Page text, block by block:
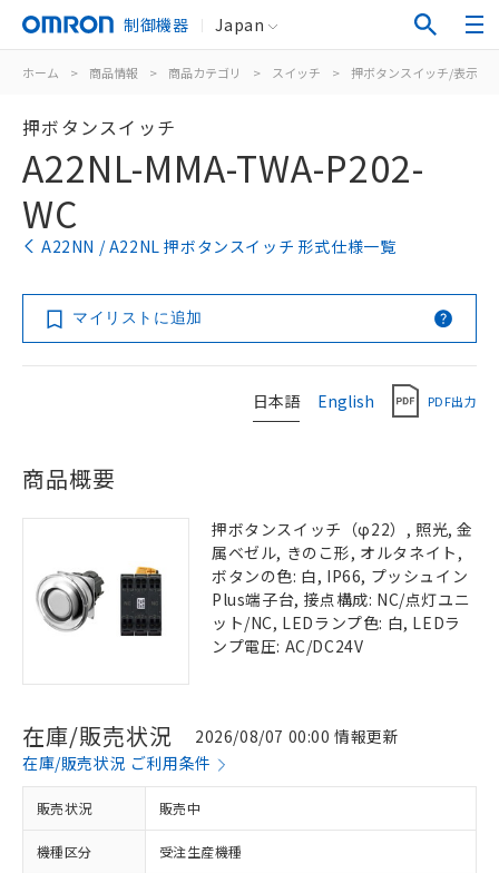
制御機器 Japan
ホーム > 商品情報 > 商品カテゴリ > スイッチ > 押ボタンスイッチ/表示灯
押ボタンスイッチ
A22NL-MMA-TWA-P202-
WC
A22NN / A22NL 押ボタンスイッチ 形式仕様一覧
マイリストに追加
日本語 English PDF出力
商品概要
押ボタンスイッチ（φ22）, 照光, 金
属ベゼル, きのこ形, オルタネイト,
ボタンの色: 白, IP66, プッシュイン
Plus端子台, 接点構成: NC/点灯ユニ
ット/NC, LEDランプ色: 白, LEDラ
ンプ電圧: AC/DC24V
在庫/販売状況
2026/08/07 00:00 情報更新
在庫/販売状況 ご利用条件
販売状況 販売中
機種区分 受注生産機種